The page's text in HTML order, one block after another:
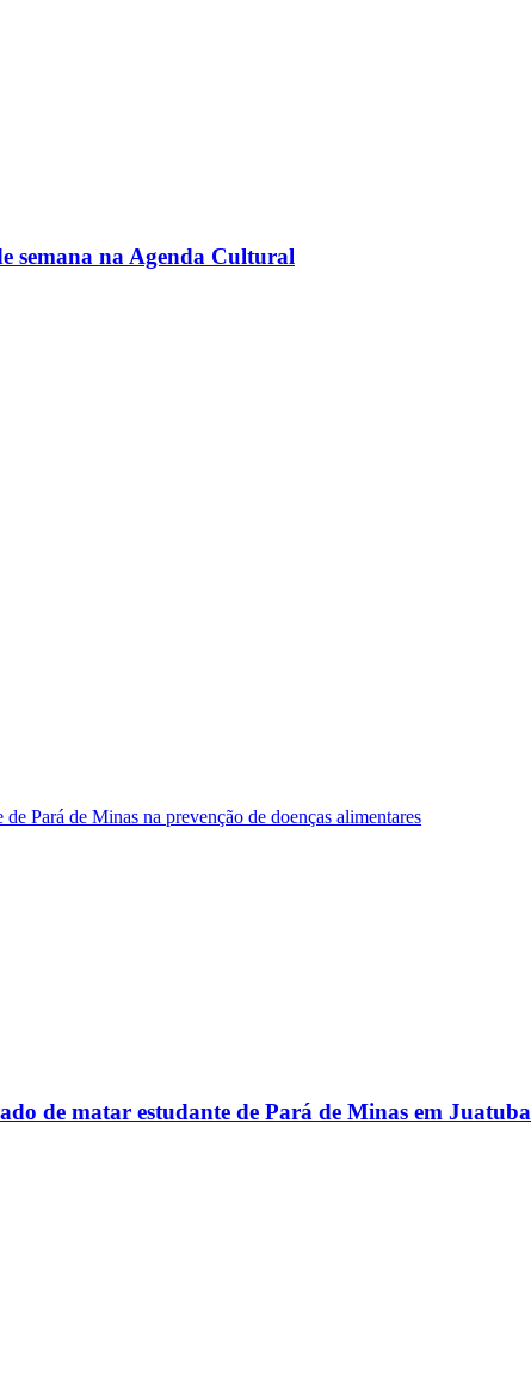
semana na Agenda Cultural
Pará de Minas na prevenção de doenças alimentares
de matar estudante de Pará de Minas em Juatuba